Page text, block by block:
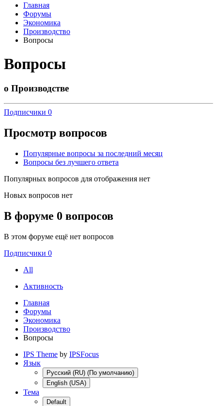
Главная
Форумы
Экономика
Производство
Вопросы
Вопросы
о Производстве
Подписчики 0
Просмотр вопросов
Популярные вопросы за последний месяц
Вопросы без лучшего ответа
Популярных вопросов для отображения нет
Новых вопросов нет
В форуме 0 вопросов
В этом форуме ещё нет вопросов
Подписчики 0
All
Активность
Главная
Форумы
Экономика
Производство
Вопросы
IPS Theme by IPSFocus
Язык
Русский (RU) (По умолчанию)
English (USA)
Тема
Default